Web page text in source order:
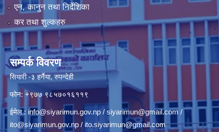
एन, कानुन तथा निर्देशिका
कर तथा शुल्कहरु
सम्पर्क विवरण
सियारी -३ हर्नैया, रुपन्देही
फोन: +९७७ ९८५७०१६११९
ईमेल : info@siyarimun.gov.np / siyarimun@gmail.com /
ito@siyarimun.gov.np / ito.siyarimun@gmail.com